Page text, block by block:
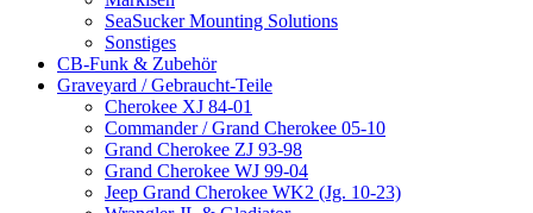
SeaSucker Mounting Solutions
Sonstiges
CB-Funk & Zubehör
Graveyard / Gebraucht-Teile
Cherokee XJ 84-01
Commander / Grand Cherokee 05-10
Grand Cherokee ZJ 93-98
Grand Cherokee WJ 99-04
Jeep Grand Cherokee WK2 (Jg. 10-23)